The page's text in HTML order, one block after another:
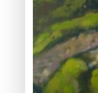
„CÂNTECELE